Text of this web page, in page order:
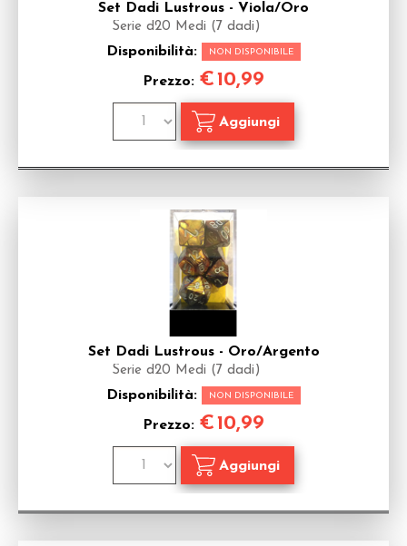
Set Dadi Lustrous - Viola/Oro
Serie d20 Medi (7 dadi)
Disponibilità: NON DISPONIBILE
Prezzo: €10,99
Set Dadi Lustrous - Oro/Argento
Serie d20 Medi (7 dadi)
Disponibilità: NON DISPONIBILE
Prezzo: €10,99